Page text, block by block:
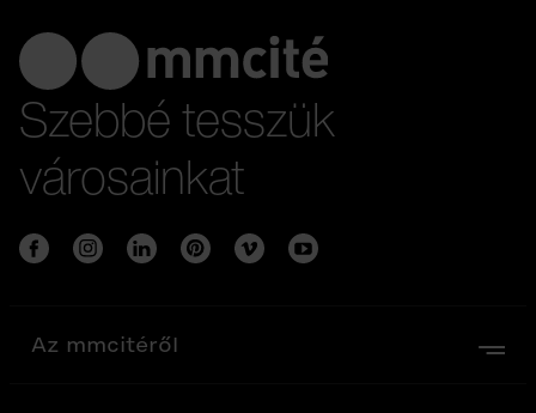
Szebbé tesszük
városainkat
Az mmcitéről